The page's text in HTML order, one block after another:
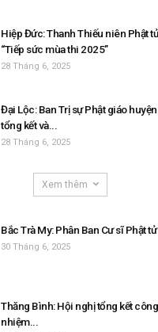
Hiệp Đức: Thanh Thiếu niên Phật
“Tiếp sức mùa thi 2025”
28 Tháng 6, 2025
Đại Lộc: Ban Trị sự Phật giáo
tổng kết và...
28 Tháng 6, 2025
Xem thêm
Bắc Trà My: Phân Ban Cư sĩ Phật
30 Tháng 6, 2025
Thăng Bình: Hội nghị tổng kết
nhiệm...